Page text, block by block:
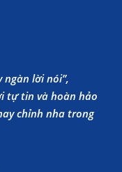
ngàn lời nói”,
tự tin và hoàn hảo
chỉnh nha trong